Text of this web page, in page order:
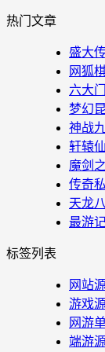
热门文章
盛大
网狐
六大
梦幻
神战
轩辕
魔剑
传奇
天龙
最游
标签列表
网站
游戏
网游
端游